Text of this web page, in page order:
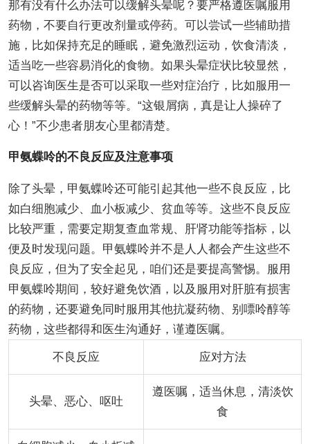
那有没有什么办法可以缓解头晕呢？要严格遵医嘱服用
药物，不要自行更改剂量或停药。可以尝试一些辅助措
施，比如保持充足的睡眠，避免激烈运动，饮食清淡，
适当吃一些容易消化的食物。如果头晕症状比较显然，
可以咨询医生是否可以采取一些对症治疗，比如服用一
些缓解头晕的药物等等。“这银屑病，真是让人操碎了
心！”不少患者朋友心里都清楚。
甲氨蝶呤的不良反应及注意事项
除了头晕，甲氨蝶呤还可能引起其他一些不良反应，比
如白细胞减少、血小板减少、贫血等等。这些不良反应
比较严重，需要定期复查血常规、肝肾功能等指标，以
便及时发现问题。甲氨蝶呤并不是人人都会产生这些不
良反应，但为了安全起见，咱们还是要提高警惕。服用
甲氨蝶呤期间，较好避免饮酒，以及服用对肝脏有损害
的药物，还要避免同时服用其他抗凝药物、别嘌呤醇等
药物，这些都得和医生沟通好，谨遵医嘱。
不良反应 应对方法
头晕、恶心、呕吐
遵医嘱，适当休息，清淡饮
食